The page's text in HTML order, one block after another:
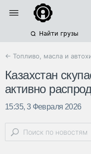
Найти грузы
← Топливо, масла и
Казахстан
активно
15:35, 3 Февраля 2026